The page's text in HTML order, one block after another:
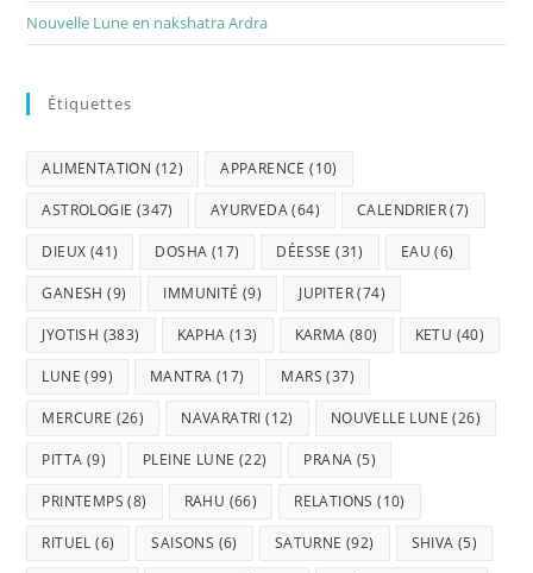
Nouvelle Lune en nakshatra Ardra
Étiquettes
ALIMENTATION (12) APPARENCE (10)
ASTROLOGIE (347) AYURVEDA(64) CALENDRIER(7)
DIEUX (41) DOSHA (17) DÉESSE (31) EAU (6)
GANESH (9) IMMUNITÉ (9) JUPITER(74)
JYOTISH (383) KAPHA (13) KARMA (80) KETU (40)
LUNE (99) MANTRA (17) MARS (37)
MERCURE (26) NAVARATRI (12) NOUVELLE LUNE (26)
PITTA (9) PLEINE LUNE (22) PRANA (5)
PRINTEMPS (8) RAHU (66) RELATIONS (10)
RITUEL (6) SAISONS (6) SATURNE (92) SHIVA (5)